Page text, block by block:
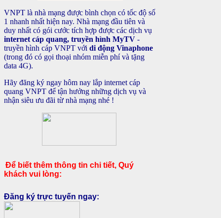
VNPT là nhà mạng được bình chọn có tốc độ số
1 nhanh nhất hiện nay. Nhà mạng đầu tiên và
duy nhất có gói cước tích hợp được các dịch vụ
internet cáp quang, truyền hình MyTV -
truyền hình cáp VNPT với di động Vinaphone
(trong đó có gọi thoại nhóm miễn phí và tặng
data 4G).
Hãy đăng ký ngay hôm nay lắp internet cáp
quang VNPT để tận hưởng những dịch vụ và
nhận siêu ưu đãi từ nhà mạng nhé !
Để biết thêm thông tin chi tiết, Quý
khách vui lòng:
Đăng ký trực tuyến ngay: